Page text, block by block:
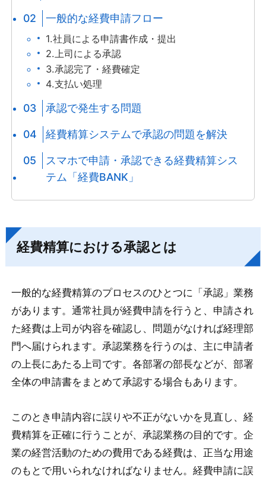
一般的な経費申請フロー
1.社員による申請書作成・提出
2.上司による承認
3.承認完了・経費確定
4.支払い処理
承認で発生する問題
経費精算システムで承認の問題を解決
スマホで申請・承認できる経費精算シス
テム「経費BANK」
経費精算における承認とは
一般的な経費精算のプロセスのひとつに「承認」業務
があります。通常社員が経費申請を行うと、申請され
た経費は上司が内容を確認し、問題がなければ経理部
門へ届けられます。承認業務を行うのは、主に申請者
の上長にあたる上司です。各部署の部長などが、部署
全体の申請書をまとめて承認する場合もあります。
このとき申請内容に誤りや不正がないかを見直し、経
費精算を正確に行うことが、承認業務の目的です。企
業の経営活動のための費用である経費は、正当な用途
のもとで用いられなければなりません。経費申請に誤